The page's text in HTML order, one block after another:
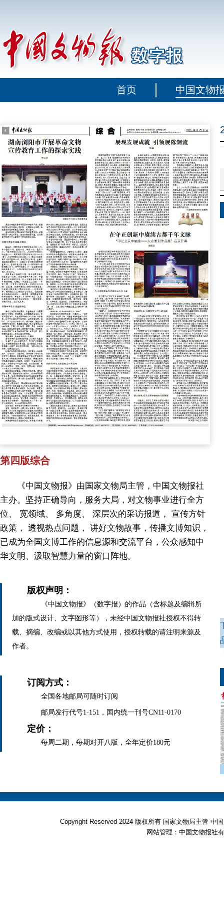
首页 中国文物
第四版综合
《中国文物报》由国家文物局主管，中国文物报社
主办。坚持正确导向，服务大局，对文物事业进行全方
位、 宽领域、 多角度、 深层次的采访报道， 宣传方针
政策， 透视热点问题， 讲好文物故事，传播文博知识，
已成为全国文博工作的信息源和交流平台，公众感知中
华文明、汲取智慧力量的窗口阵地。
版权声明：
《中国文物报》（数字报）的作品（含标题及编辑所
加的版式设计、文字图形等），未经中国文物报社授权不得转
载、摘编、改编或以其他方式使用，授权转载的请注明来源及
作者。
订阅方式：
全国各地邮局可随时订阅
邮局发行代号1-151，国内统一刊号CN11-0170
定价：
每周二期，每期对开八版，全年定价180元
Copyright Reserved 2024 版权所有 国家文物局主管
网站管理：中国文物报社